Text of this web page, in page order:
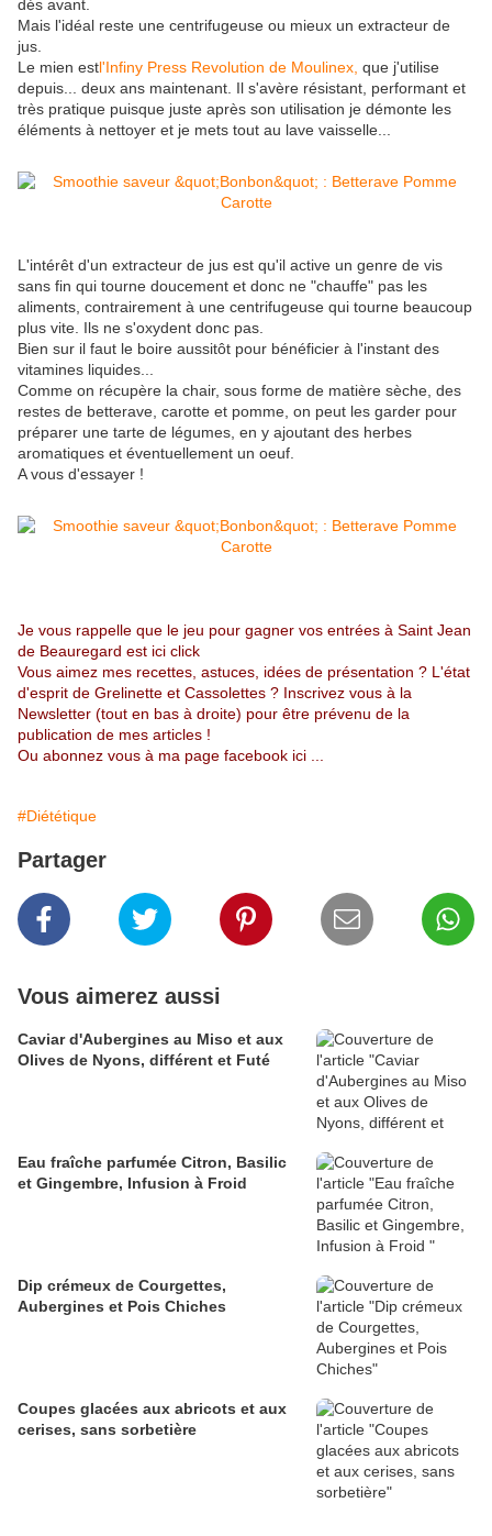
dés avant.
Mais l'idéal reste une centrifugeuse ou mieux un extracteur de
jus.
Le mien estl'Infiny Press Revolution de Moulinex, que j'utilise
depuis... deux ans maintenant. Il s'avère résistant, performant et
très pratique puisque juste après son utilisation je démonte les
éléments à nettoyer et je mets tout au lave vaisselle...
L'intérêt d'un extracteur de jus est qu'il active un genre de vis
sans fin qui tourne doucement et donc ne "chauffe" pas les
aliments, contrairement à une centrifugeuse qui tourne beaucoup
plus vite. Ils ne s'oxydent donc pas.
Bien sur il faut le boire aussitôt pour bénéficier à l'instant des
vitamines liquides...
Comme on récupère la chair, sous forme de matière sèche, des
restes de betterave, carotte et pomme, on peut les garder pour
préparer une tarte de légumes, en y ajoutant des herbes
aromatiques et éventuellement un oeuf.
A vous d'essayer !
Je vous rappelle que le jeu pour gagner vos entrées à Saint Jean
de Beauregard est ici click
Vous aimez mes recettes, astuces, idées de présentation ? L'état
d'esprit de Grelinette et Cassolettes ? Inscrivez vous à la
Newsletter (tout en bas à droite) pour être prévenu de la
publication de mes articles !
Ou abonnez vous à ma page facebook ici
#Diététique
Partager
Vous aimerez aussi
Caviar d'Aubergines au Miso et aux
Olives de Nyons, différent et Futé
Eau fraîche parfumée Citron, Basilic
et Gingembre, Infusion à Froid
Dip crémeux de Courgettes,
Aubergines et Pois Chiches
Coupes glacées aux abricots et aux
cerises, sans sorbetière